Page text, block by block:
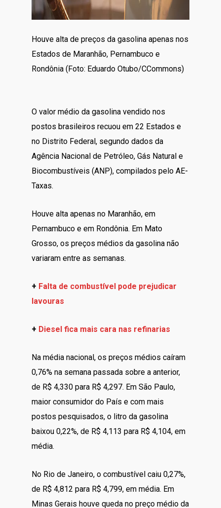
Houve alta de preços da gasolina apenas nos
Estados de Maranhão, Pernambuco e
Rondônia (Foto: Eduardo Otubo/CCommons)
O valor médio da gasolina vendido nos
postos brasileiros recuou em 22 Estados e
no Distrito Federal, segundo dados da
Agência Nacional de Petróleo, Gás Natural e
Biocombustíveis (ANP), compilados pelo AE-
Taxas.
Houve alta apenas no Maranhão, em
Pernambuco e em Rondônia. Em Mato
Grosso, os preços médios da gasolina não
variaram entre as semanas.
+ Falta de combustível pode prejudicar
lavouras
+ Diesel fica mais cara nas refinarias
Na média nacional, os preços médios caíram
0,76% na semana passada sobre a anterior,
de R$ 4,330 para R$ 4,297. Em São Paulo,
maior consumidor do País e com mais
postos pesquisados, o litro da gasolina
baixou 0,22%, de R$ 4,113 para R$ 4,104, em
média.
No Rio de Janeiro, o combustível caiu 0,27%,
de R$ 4,812 para R$ 4,799, em média. Em
Minas Gerais houve queda no preço médio da